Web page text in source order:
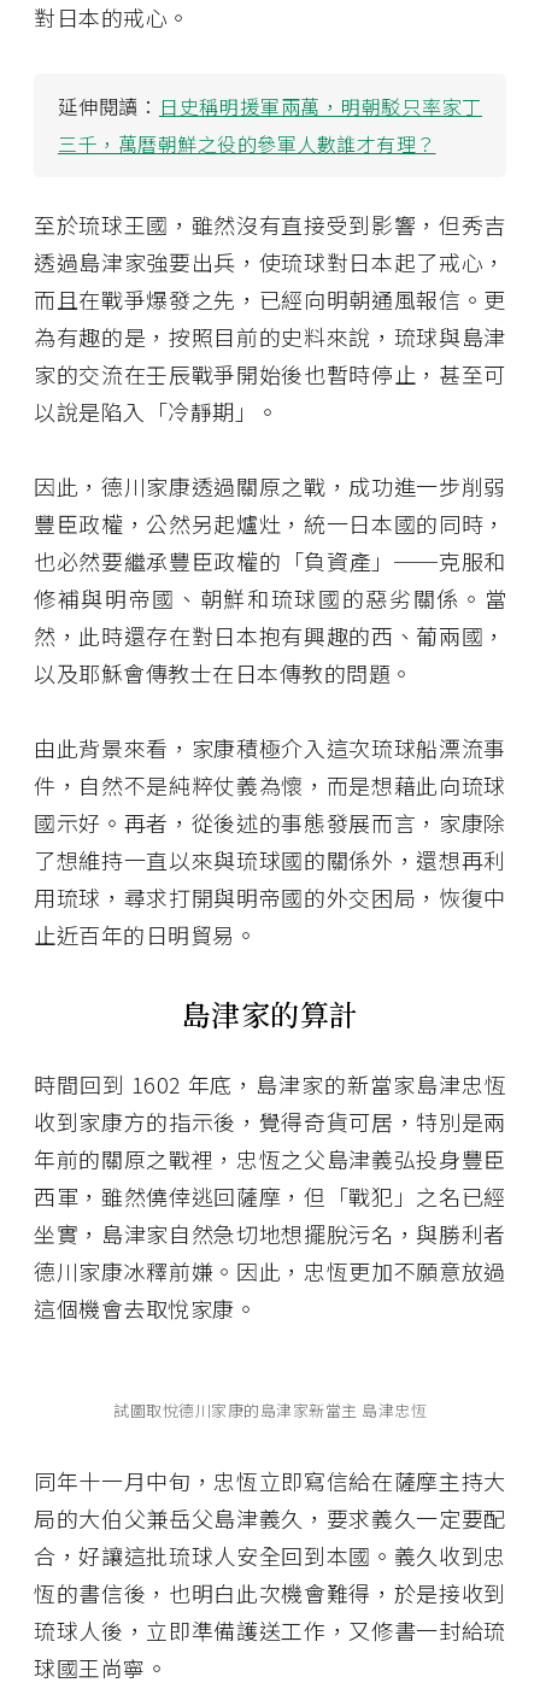
對日本的戒心。
延伸閱讀： 日史稱明援軍兩萬，明朝駁只率家丁
三千，萬曆朝鮮之役的參軍人數誰才有理？
至於琉球王國，雖然沒有直接受到影響，但秀吉
透過島津家強要出兵，使琉球對日本起了戒心，
而且在戰爭爆發之先，已經向明朝通風報信。更
為有趣的是，按照目前的史料來說，琉球與島津
家的交流在壬辰戰爭開始後也暫時停止，甚至可
以說是陷入「冷靜期」。
因此，德川家康透過關原之戰，成功進一步削弱
豐臣政權，公然另起爐灶，統一日本國的同時，
也必然要繼承豐臣政權的「負資產」──克服和
修補與明帝國、朝鮮和琉球國的惡劣關係。當
然，此時還存在對日本抱有興趣的西、葡兩國，
以及耶穌會傳教士在日本傳教的問題。
由此背景來看，家康積極介入這次琉球船漂流事
件，自然不是純粹仗義為懷，而是想藉此向琉球
國示好。再者，從後述的事態發展而言，家康除
了想維持一直以來與琉球國的關係外，還想再利
用琉球，尋求打開與明帝國的外交困局，恢復中
止近百年的日明貿易。
島津家的算計
時間回到 1602 年底，島津家的新當家島津忠恆
收到家康方的指示後，覺得奇貨可居，特別是兩
年前的關原之戰裡，忠恆之父島津義弘投身豐臣
西軍，雖然僥倖逃回薩摩，但「戰犯」之名已經
坐實，島津家自然急切地想擺脫污名，與勝利者
德川家康冰釋前嫌。因此，忠恆更加不願意放過
這個機會去取悅家康。
試圖取悅德川家康的島津家新當主 島津忠恆
同年十一月中旬，忠恆立即寫信給在薩摩主持大
局的大伯父兼岳父島津義久，要求義久一定要配
合，好讓這批琉球人安全回到本國。義久收到忠
恆的書信後，也明白此次機會難得，於是接收到
琉球人後，立即準備護送工作，又修書一封給琉
球國王尚寧。